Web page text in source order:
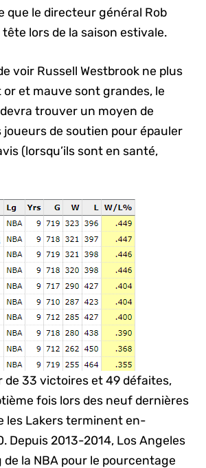
que le directeur général Rob
lors de la saison estivale.
voir Russell Westbrook ne plus
et mauve sont grandes, le
trouver un moyen de
joueurs de soutien pour épauler
(lorsqu’ils sont en santé,
de 33 victoires et 49 défaites,
fois lors des neuf dernières
les Lakers terminent en-
Depuis 2013-2014, Los Angeles
la NBA pour le pourcentage